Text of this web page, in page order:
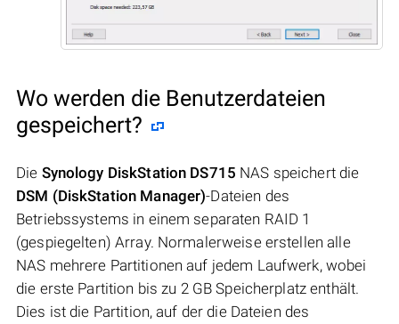
Wo werden die Benutzerdateien
gespeichert?
Die Synology DiskStation DS715 NAS speichert die
DSM (DiskStation Manager)-Dateien des
Betriebssystems in einem separaten RAID 1
(gespiegelten) Array. Normalerweise erstellen alle
NAS mehrere Partitionen auf jedem Laufwerk, wobei
die erste Partition bis zu 2 GB Speicherplatz enthält.
Dies ist die Partition, auf der die Dateien des